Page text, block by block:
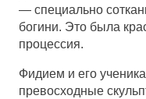
— специально
богини. Это была
процессия.
Фидием и его
превосходные